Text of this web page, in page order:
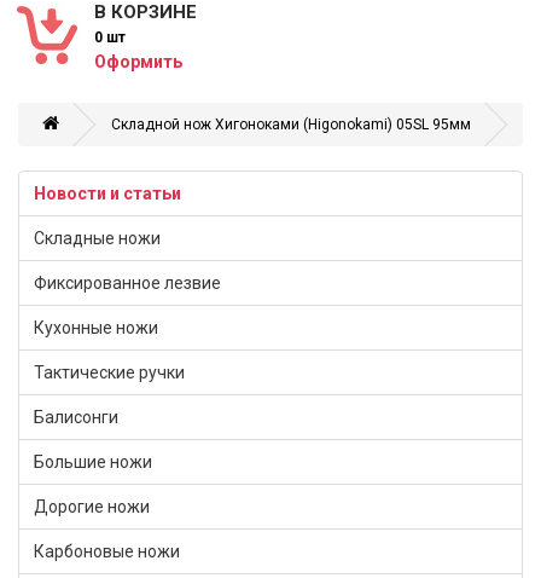
В КОРЗИНЕ
0 шт
Оформить
Складной нож Хигоноками (Higonokami) 05SL 95мм
Новости и статьи
Складные ножи
Фиксированное лезвие
Кухонные ножи
Тактические ручки
Балисонги
Большие ножи
Дорогие ножи
Карбоновые ножи